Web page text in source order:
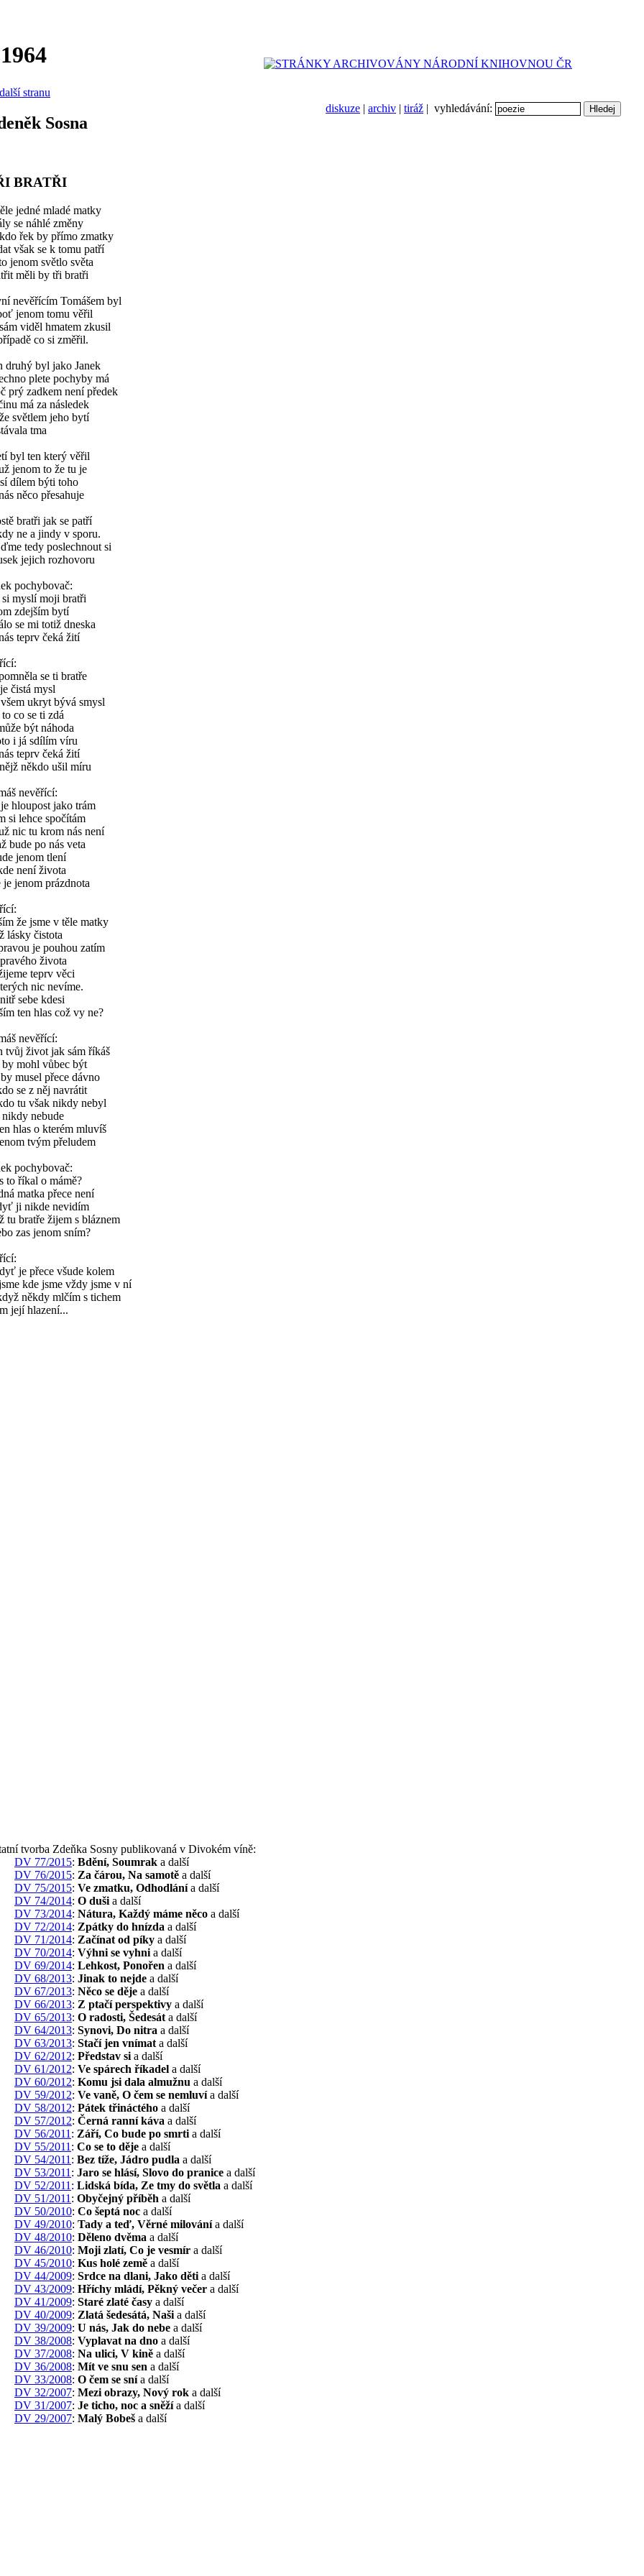
diskuze | archiv | tiráž | vyhledávání:
stranu
Sosna
BRATŘI
jedné mladé matky
se náhlé změny
řek by přímo zmatky
však se k tomu patří
jenom světlo světa
měli by tři bratři
nevěřícím Tomášem byl
jenom tomu věřil
viděl hmatem zkusil
co si změřil.
druhý byl jako Janek
plete pochyby má
prý zadkem není předek
má za následek
světlem jeho bytí
tma
byl ten který věřil
jenom to že tu je
dílem býti toho
něco přesahuje
bratři jak se patří
ne a jindy v sporu.
tedy poslechnout si
jejich rozhovoru
pochybovač:
myslí moji bratři
zdejším bytí
se mi totiž dneska
teprv čeká žití
se ti bratře
čistá mysl
ukryt bývá smysl
co se ti zdá
být náhoda
i já sdílím víru
teprv čeká žití
někdo ušil míru
nevěřící:
hloupost jako trám
si lehce spočítám
nic tu krom nás není
bude po nás veta
jenom tlení
není života
je jenom prázdnota
že jsme v těle matky
lásky čistota
je pouhou zatím
života
teprv věci
nic nevíme.
sebe kdesi
ten hlas což vy ne?
nevěřící:
tvůj život jak sám říkáš
mohl vůbec být
musel přece dávno
se z něj navrátit
tu však nikdy nebyl
nikdy nebude
hlas o kterém mluvíš
tvým přeludem
pochybovač:
to říkal o mámě?
matka přece není
ji nikde nevidím
tu bratře žijem s bláznem
zas jenom sním?
je přece všude kolem
kde jsme vždy jsme v ní
někdy mlčím s tichem
její hlazení...
tvorba Zdeňka Sosny publikovaná v Divokém víně:
DV 77/2015: Bdění, Soumrak a další
DV 76/2015: Za čárou, Na samotě a další
DV 75/2015: Ve zmatku, Odhodlánía další
DV 74/2014: O duši a další
DV 73/2014: Nátura, Každý máme něco a další
DV 72/2014: Zpátky do hnízda a další
DV 71/2014: Začínat od píky a další
DV 70/2014: Výhni se vyhni a další
DV 69/2014: Lehkost, Ponořen a další
DV 68/2013: Jinak to nejde a další
DV 67/2013: Něco se děje a další
DV 66/2013: Z ptačí perspektivy a další
DV 65/2013: O radosti, Šedesát a další
DV 64/2013: Synovi, Do nitra a další
DV 63/2013: Stačí jen vnímat a další
DV 62/2012: Představ si a další
DV 61/2012: Ve spárech říkadel a další
DV 60/2012: Komu jsi dala almužnu a další
DV 59/2012: Ve vaně, O čem se nemluvía další
DV 58/2012: Pátek třináctého a další
DV 57/2012: Černá ranní káva a další
DV 56/2011 : Září, Co bude po smrti a další
DV 55/2011 : Co se to děje a další
DV 54/2011 : Bez tíže, Jádro pudla a další
DV 53/2011 : Jaro se hlásí, Slovo do pranice a další
DV 52/2011 : Lidská bída, Ze tmy do světla a další
DV 51/2011 : Obyčejný příběh a další
DV 50/2010: Co šeptá noc a další
DV 49/2010: Tady a teď, Věrné milovánía další
DV 48/2010: Děleno dvěma a další
DV 46/2010: Moji zlatí, Co je vesmír a další
DV 45/2010: Kus holé země a další
DV 44/2009: Srdce na dlani, Jako děti a další
DV 43/2009: Hříchy mládí, Pěkný večer a další
DV 41/2009: Staré zlaté časy a další
DV 40/2009: Zlatá šedesátá, Naši a další
DV 39/2009: U nás, Jak do nebe a další
DV 38/2008: Vyplavat na dno a další
DV 37/2008: Na ulici, V kině a další
DV 36/2008: Mít ve snu sen a další
DV 33/2008: O čem se snía další
DV 32/2007: Mezi obrazy, Nový rok a další
DV 31/2007: Je ticho, noc a sněžía další
DV 29/2007: Malý Bobeš a další